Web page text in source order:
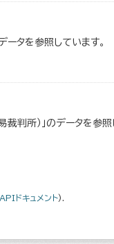
タを参照しています。
所）」のデータを参照
APIドキュメント).